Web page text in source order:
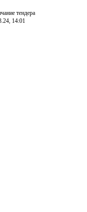
тендера
14:01